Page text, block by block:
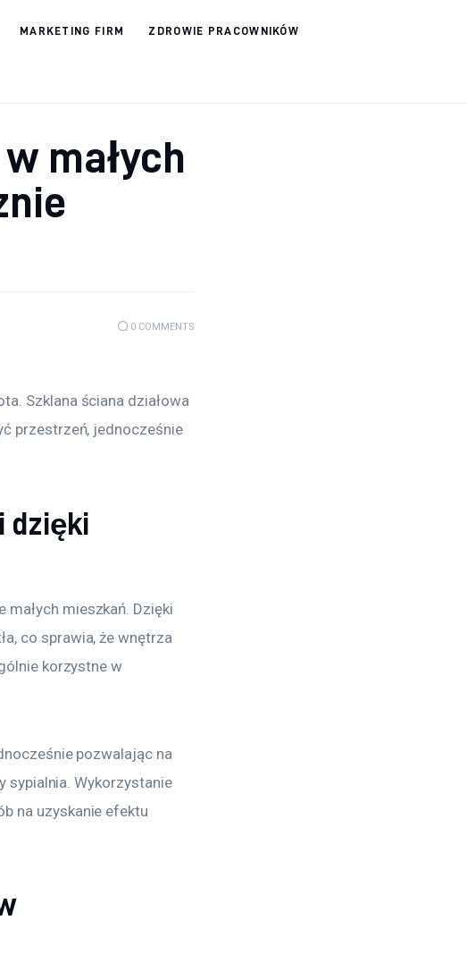
MARKETING FIRM ZDROWIE PRACOWNIKÓW
małych
0 COMMENTS
Szklana ściana działowa
przestrzeń, jednocześnie
dzięki
mieszkań. Dzięki
co sprawia, że wnętrza
korzystne w
pozwalając na
sypialnia. Wykorzystanie
na uzyskanie efektu